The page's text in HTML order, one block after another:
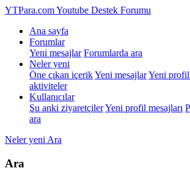
YTPara.comYoutube Destek Forumu
Ana sayfa
Forumlar
Yeni mesajlar Forumlarda ara
Neler yeni
Öne çıkan içerikYeni mesajlarYeni profil
aktiviteler
Kullanıcılar
Şu anki ziyaretçilerYeni profil mesajları
ara
Neler yeni Ara
Ara